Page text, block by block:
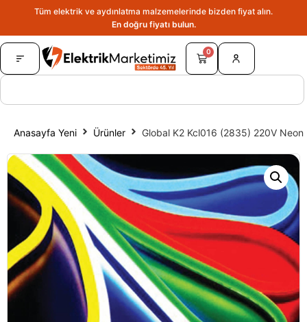
Tüm elektrik ve aydınlatma malzemelerinde bizden fiyat alın.
En doğru fiyatı bulun.
0
Anasayfa Yeni Ürünler Global K2 Kcl016 (2835) 220V